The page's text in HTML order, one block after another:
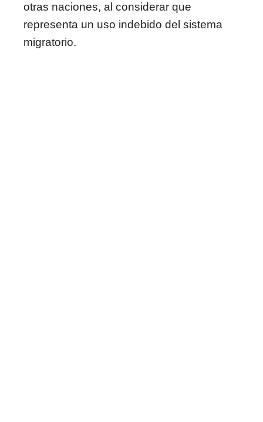
otras naciones, al considerar que
representa un uso indebido del sistema
migratorio.